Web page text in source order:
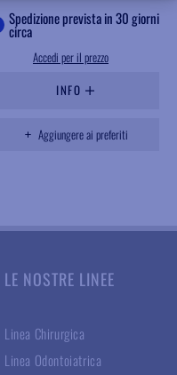
Spedizione prevista in 30 giorni
circa
Accedi per il prezzo
INFO
Aggiungere ai preferiti
LE NOSTRE LINEE
Linea Chirurgica
Linea Odontoiatrica